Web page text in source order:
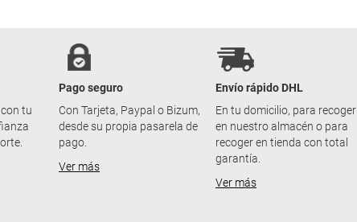
tu
Pago seguro
Con Tarjeta, Paypal o Bizum,
desde su propia pasarela de
pago.
Ver más
Envío rápido DHL
En tu domicilio, para recoger
en nuestro almacén o para
recoger en tienda con total
garantía.
Ver más